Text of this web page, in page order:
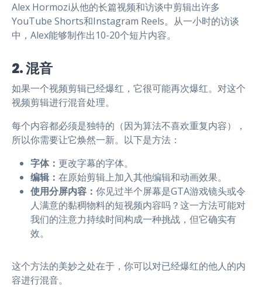
Alex Hormozi从他的长篇视频和访谈中剪辑出许多
YouTube Shorts和Instagram Reels。从一小时的访谈
中，Alex能够制作出10-20个短片内容。
2. 混音
如果一个视频剪辑已经爆红，它很可能再次爆红。对这个
视频剪辑进行混音处理。
每个内容都必须是独特的（因为算法不喜欢重复内容），
所以你需要让它焕然一新。以下是方法：
字体： 更改字幕的字体。
编辑： 在原始剪辑上加入其他编辑和动画效果。
使用分屏内容： 你见过半个屏幕是GTA游戏镜头或令
人满意的黏稠物料的短视频内容吗？这一方法可能对
我们的注意力持续时间构成一种挑战，但它确实有
效。
这个方法的美妙之处在于，你可以对已经爆红的他人的内
容进行混音。